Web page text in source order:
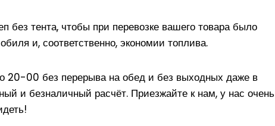
тента, чтобы при перевозке вашего товара было
и, соответственно, экономии топлива.
00 без перерыва на обед и без выходных даже в
и безналичный расчёт. Приезжайте к нам, у нас очень